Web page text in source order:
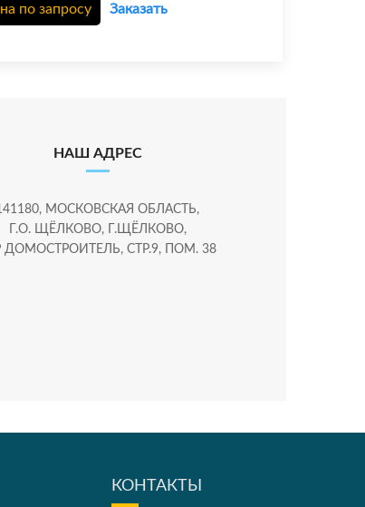
по запросу Заказать
НАШ АДРЕС
МОСКОВСКАЯ ОБЛАСТЬ,
Г.О. ЩЁЛКОВО, Г.ЩЁЛКОВО,
ДОМОСТРОИТЕЛЬ, СТР.9, ПОМ. 38
КОНТАКТЫ